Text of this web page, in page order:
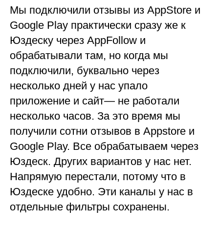
Мы подключили отзывы из AppStore и
Google Play практически сразу же к
Юздеску через AppFollow и
обрабатывали там, но когда мы
подключили, буквально через
несколько дней у нас упало
приложение и сайт— не работали
несколько часов. За это время мы
получили сотни отзывов в Appstore и
Google Play. Все обрабатываем через
Юздеск. Других вариантов у нас нет.
Напрямую перестали, потому что в
Юздеске удобно. Эти каналы у нас в
отдельные фильтры сохранены.